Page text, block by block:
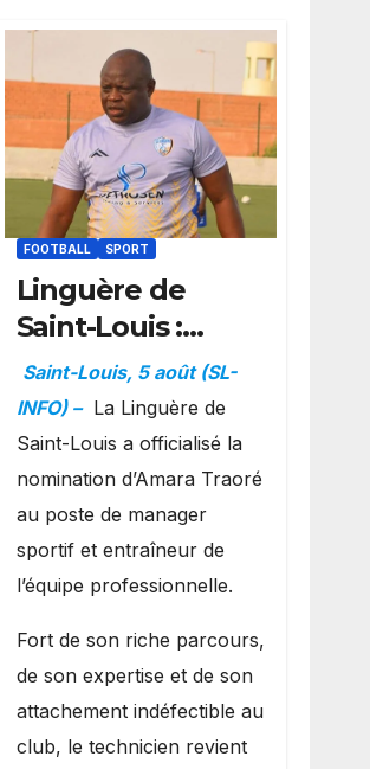
FOOTBALL SPORT
Linguère de
Saint-Louis :
Amara Traoré
nommé
manager sportif
et entraîneur de
l’équipe
Saint-Louis, 5 août (SL-
INFO) – La Linguère de
Saint-Louis a officialisé la
nomination d’Amara Traoré
au poste de manager
sportif et entraîneur de
l’équipe professionnelle.
Fort de son riche parcours,
de son expertise et de son
attachement indéfectible au
club, le technicien revient